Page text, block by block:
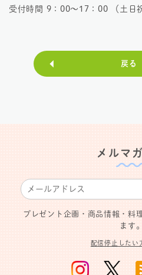
受付時間 9：00～17：00 （土日
戻る
メルマ
プレゼント企画・商品情報・料
ます。
配信停止したい